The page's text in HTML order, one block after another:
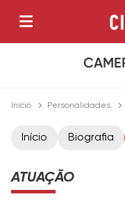
Início Personalidades
Início Biografia
ATUAÇÃO